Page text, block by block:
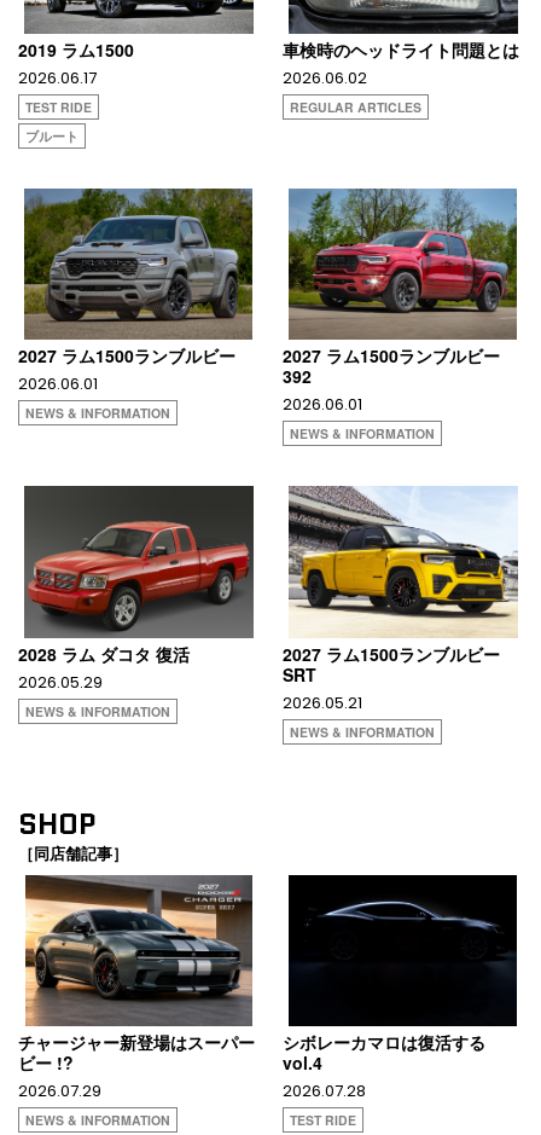
2019 ラム1500
2026.06.17
TEST RIDE
ブルート
車検時のヘッドライト問題とは
2026.06.02
REGULAR ARTICLES
2027 ラム1500ランブルビー
2026.06.01
NEWS & INFORMATION
2027 ラム1500ランブルビー
392
2026.06.01
NEWS & INFORMATION
2028 ラム ダコタ 復活
2026.05.29
NEWS & INFORMATION
2027 ラム1500ランブルビー
SRT
2026.05.21
NEWS & INFORMATION
SHOP
［同店舗記事］
チャージャー新登場はスーパー
ビー !?
2026.07.29
NEWS & INFORMATION
シボレーカマロは復活する
vol.4
2026.07.28
TEST RIDE